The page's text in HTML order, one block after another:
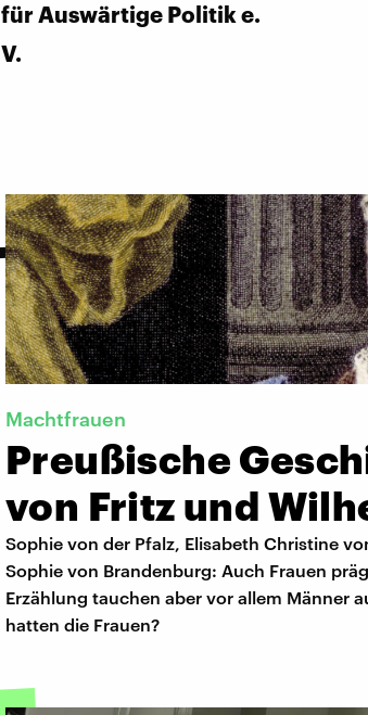
für Auswärtige Politik e.
V.
Machtfrauen
Preußische
von Fritz und
Sophie von der Pfalz, Elisabeth Christine
Sophie von Brandenburg: Auch Frauen
Erzählung tauchen aber vor allem Männer
hatten die Frauen?